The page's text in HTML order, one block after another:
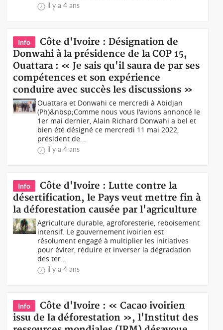
il y a 4 ans
Info
Côte d'Ivoire : Désignation de
Donwahi à la présidence de la COP 15,
Ouattara : « Je sais qu'il saura de par ses
compétences et son expérience
conduire avec succès les discussions »
Ouattara et Donwahi ce mercredi à Abidjan
(Ph)&nbsp;Comme nous vous l'avions annoncé le
1er mai dernier, Alain Richard Donwahi a bel et
bien été désigné ce mercredi 11 mai 2022,
président de...
il y a 4 ans
Info
Côte d'Ivoire : Lutte contre la
désertification, le Pays veut mettre fin à
la déforestation causée par l'agriculture
Agriculture durable, agroforesterie, reboisement
intensif. Le gouvernement ivoirien est
résolument engagé à multiplier les initiatives
pour éviter, réduire et inverser la dégradation
des ter...
il y a 4 ans
Info
Côte d'Ivoire : « Cacao ivoirien
issu de la déforestation », l'Institut des